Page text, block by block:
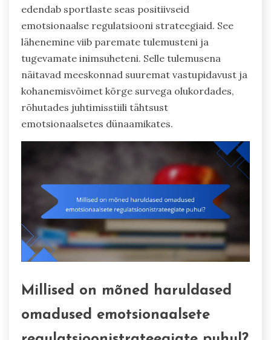
edendab sportlaste seas positiivseid
emotsionaalse regulatsiooni strateegiaid. See
lähenemine viib paremate tulemusteni ja
tugevamate inimsuheteni. Selle tulemusena
näitavad meeskonnad suuremat vastupidavust ja
kohanemisvõimet kõrge survega olukordades,
rõhutades juhtimisstiili tähtsust
emotsionaalsetes dünaamikates.
Millised on mõned haruldased
omadused emotsionaalsete